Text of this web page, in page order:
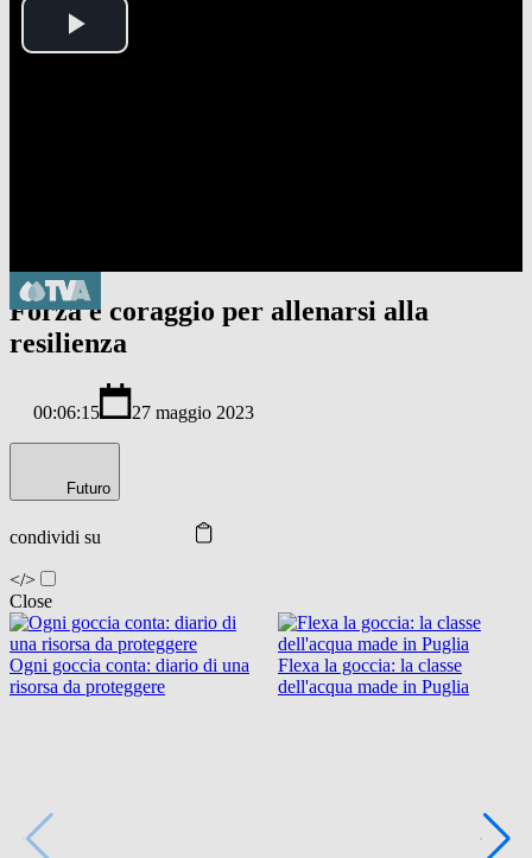
Play
Forza e coraggio per allenarsi alla
resilienza
00:06:15 27 maggio 2023
Futuro
condividi su
</>
Close
Ogni goccia conta: diario di una
risorsa da proteggere
Flexa la goccia: la classe
dell'acqua made in Puglia